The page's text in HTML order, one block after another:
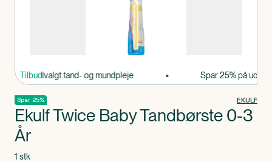
Tilbud
på udvalgt tand- og mundpleje Spar 25% på
Spar 25% EKULF
Ekulf Twice Baby Tandbørste 0-3
År
1 stk